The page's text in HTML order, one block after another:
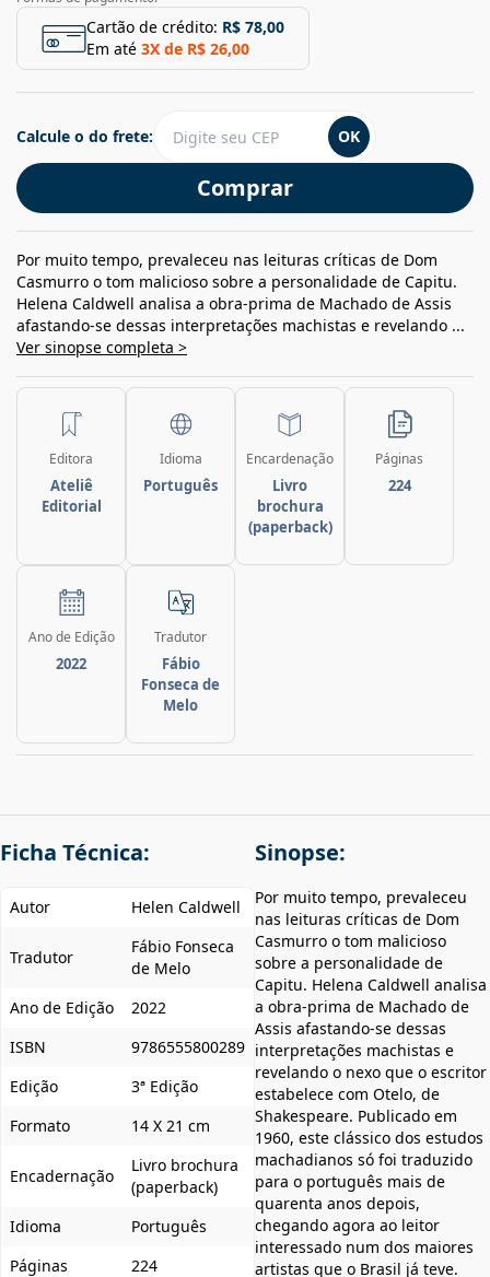
Cartão de crédito: R$ 78,00
Em até 3X de R$ 26,00
Comprar
Calcule o do frete: OK
Por muito tempo, prevaleceu nas leituras críticas de Dom
Casmurro o tom malicioso sobre a personalidade de Capitu.
Helena Caldwell analisa a obra-prima de Machado de Assis
afastando-se dessas interpretações machistas e revelando ...
Ver sinopse completa >
Editora
Ateliê
Editorial
Idioma
Português
Encardenação
Livro
brochura
(paperback)
Páginas
224
Ano de Edição
2022
Tradutor
Fábio
Fonseca de
Melo
Ficha Técnica:
Autor Helen Caldwell
Tradutor
Fábio Fonseca
de Melo
Ano de Edição
2022
ISBN
9786555800289
Edição
3ª Edição
Formato
14 X 21 cm
Encadernação
Livro brochura
(paperback)
Idioma
Português
Páginas
224
Sinopse:
Por muito tempo, prevaleceu
nas leituras críticas de Dom
Casmurro o tom malicioso
sobre a personalidade de
Capitu. Helena Caldwell analisa
a obra-prima de Machado de
Assis afastando-se dessas
interpretações machistas e
revelando o nexo que o escritor
estabelece com Otelo, de
Shakespeare. Publicado em
1960, este clássico dos estudos
machadianos só foi traduzido
para o português mais de
quarenta anos depois,
chegando agora ao leitor
interessado num dos maiores
artistas que o Brasil já teve.